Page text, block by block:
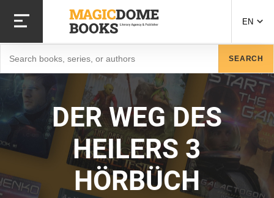
main
content
EN
SEARCH
DER WEG DES
HEILERS 3
HÖRBÜCH